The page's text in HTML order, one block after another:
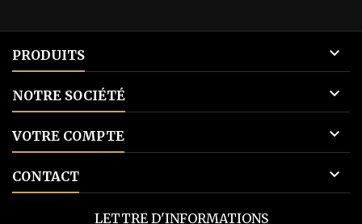
PRODUITS 
NOTRE SOCIÉTÉ 
VOTRE COMPTE 
CONTACT 
LETTRE D'INFORMATIONS